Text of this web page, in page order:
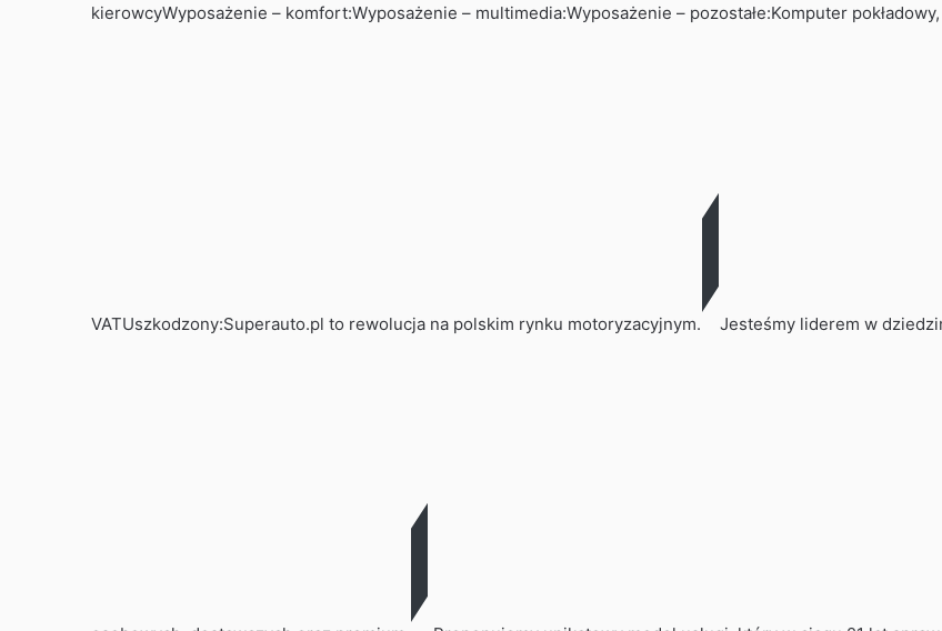
kierowcyWyposażenie – komfort:Wyposażenie – multimedia:Wyposażenie – pozostałe:Komputer
VATUszkodzony:Superauto.pl to rewolucja na polskim rynku motoryzacyjnym. Jesteśmy liderem w